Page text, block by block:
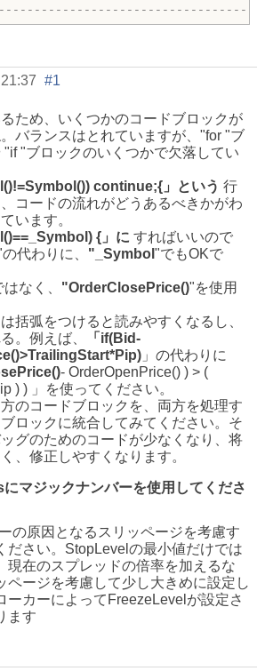
#1
ため、いくつかのコードブロックが
バランスはとれていますが、"for "ブ
"if "ブロックのいくつかで欠落してい
continue;{」という 行
コードの流れがどうあるべきかがわ
います。
{」に すればいいので
代わりに、 "_Symbol "でもOKで
なく、 "OrderClosePrice()"を使用
括弧をつけると読みやすくなるし、
。例えば、
「if(Bid-
」の代わりに
- OrderOpenPrice() ) > (
) ) 」を使ってください。
のコードブロックを、両方を処理す
ロックに統合してみてください。そ
グのためのコードが少なくなり、将
、修正しやすくなります。
マジックナンバーを使用してくださ
の原因となるスリッページを考慮す
ださい。StopLevelの最小値だけでは
現在のスプレッドの倍率を加えるな
ページを考慮して少し大きめに設定し
ーカーによってFreezeLevelが設定さ
ます